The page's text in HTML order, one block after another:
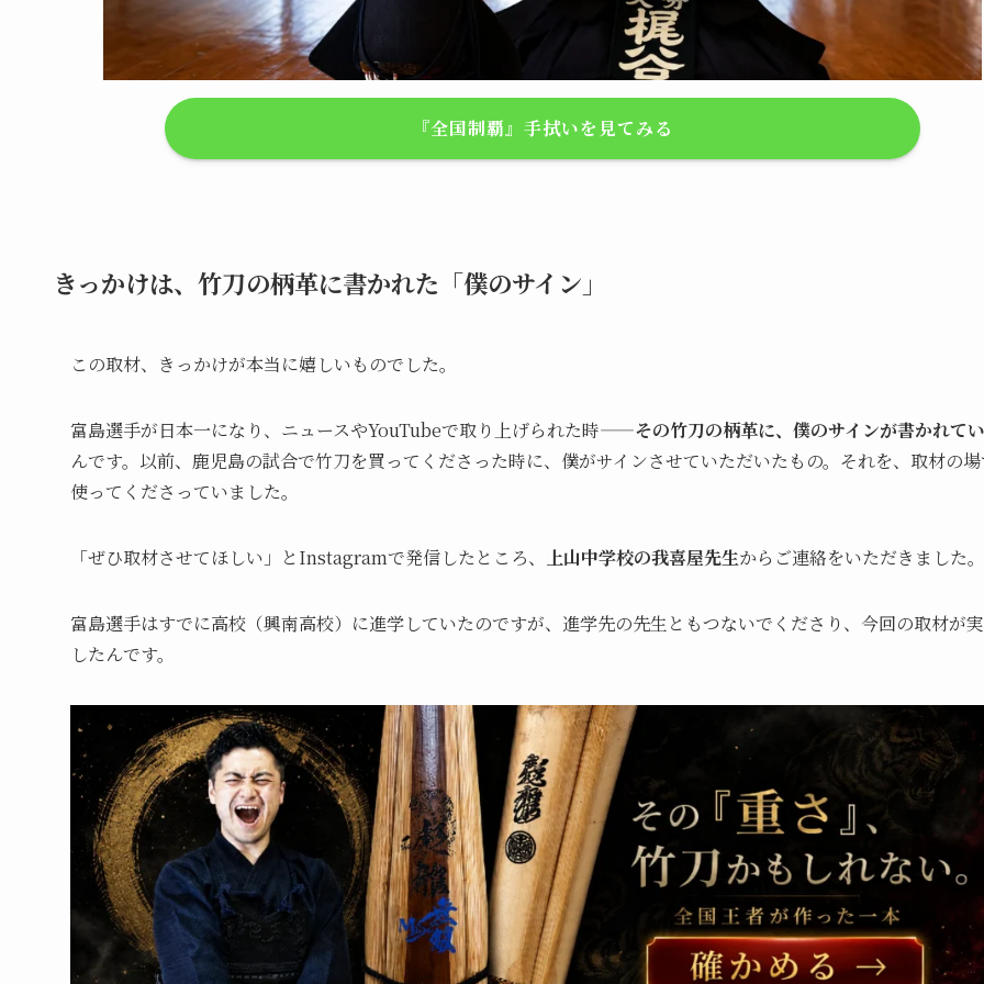
『全国制覇』手拭いを見てみる
きっかけは、竹刀の柄革に書かれた「僕のサイン」
この取材、きっかけが本当に嬉しいものでした。
富島選手が日本一になり、ニュースやYouTubeで取り上げられた時——その竹刀の柄革に、僕のサインが書かれて
んです。以前、鹿児島の試合で竹刀を買ってくださった時に、僕がサインさせていただいたもの。それを、取材の
使ってくださっていました。
「ぜひ取材させてほしい」とInstagramで発信したところ、 上山中学校の我喜屋先生からご連絡をいただきました。
富島選手はすでに高校（興南高校）に進学していたのですが、進学先の先生ともつないでくださり、今回の取材が
したんです。